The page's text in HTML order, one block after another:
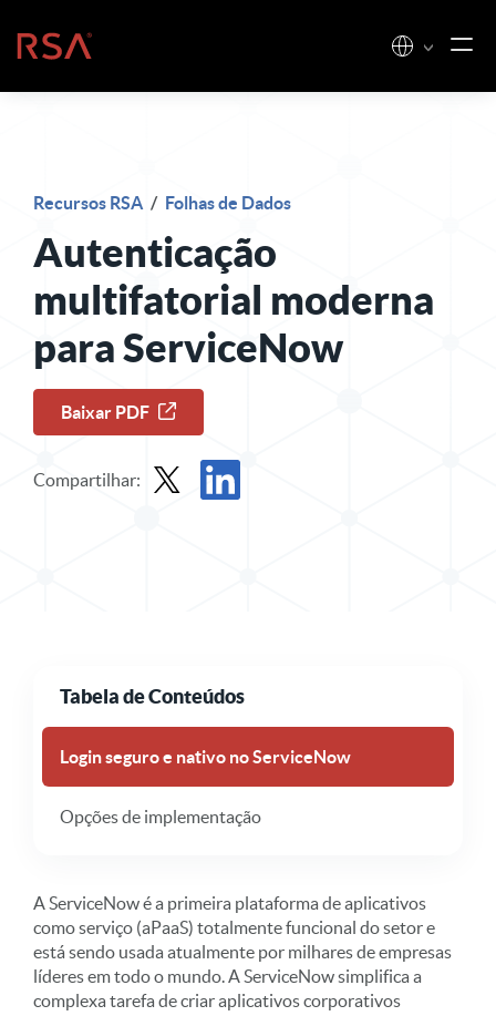
Início
Recursos RSA / Folhas de Dados
Autenticação
multifatorial moderna
para ServiceNow
Baixar PDF
Compartilhar:
Tabela de Conteúdos
Login seguro e nativo no ServiceNow
Opções de implementação
A ServiceNow é a primeira plataforma de aplicativos
como serviço (aPaaS) totalmente funcional do setor e
está sendo usada atualmente por milhares de empresas
líderes em todo o mundo. A ServiceNow simplifica a
complexa tarefa de criar aplicativos corporativos